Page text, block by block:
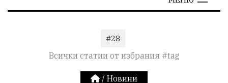
#28
Всички статии от избрания #tag
/ Новини